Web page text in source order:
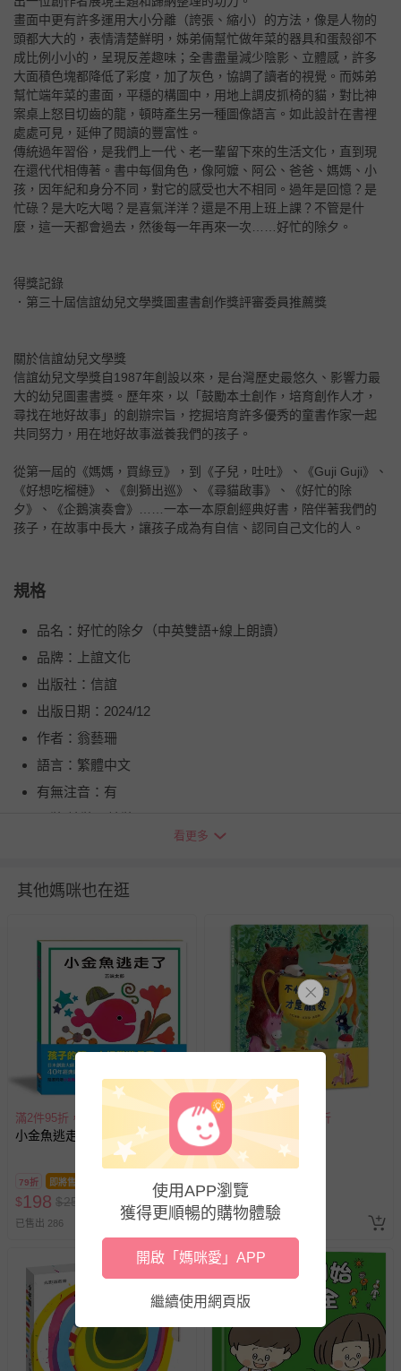
畫面中更有許多運用大小分離（誇張、縮小）的方法，像是人物的
頭都大大的，表情清楚鮮明，姊弟倆幫忙做年菜的器具和蛋殼卻不
成比例小小的，呈現反差趣味；全書盡量減少陰影、立體感，許多
大面積色塊都降低了彩度，加了灰色，協調了讀者的視覺。而姊弟
幫忙端年菜的畫面，平穩的構圖中，用地上調皮抓椅的貓，對比神
案桌上怒目切齒的龍，頓時產生另一種圖像語言。如此設計在書裡
處處可見，延伸了閱讀的豐富性。
傳統過年習俗，是我們上一代、老一輩留下來的生活文化，直到現
在還代代相傳著。書中每個角色，像阿嬤、阿公、爸爸、媽媽、小
孩，因年紀和身分不同，對它的感受也大不相同。過年是回憶？是
忙碌？是大吃大喝？是喜氣洋洋？還是不用上班上課？不管是什
麼，這一天都會過去，然後每一年再來一次……好忙的除夕。
得獎記錄
．第三十屆信誼幼兒文學獎圖畫書創作獎評審委員推薦獎
關於信誼幼兒文學獎
信誼幼兒文學獎自1987年創設以來，是台灣歷史最悠久、影響力最
大的幼兒圖畫書獎。歷年來，以「鼓勵本土創作，培育創作人才，
尋找在地好故事」的創辦宗旨，挖掘培育許多優秀的童書作家一起
共同努力，用在地好故事滋養我們的孩子。
從第一屆的《媽媽，買綠豆》，到《子兒，吐吐》、《Guji Guji》、
《好想吃榴槤》、《劍獅出巡》、《尋貓啟事》、《好忙的除
夕》、《企鵝演奏會》……一本一本原創經典好書，陪伴著我們的
孩子，在故事中長大，讓孩子成為有自信、認同自己文化的人。
規格
品名：好忙的除夕（中英雙語+線上朗讀）
品牌：上誼文化
出版社：信誼
出版日期：2024/12
作者：翁藝珊
語言：繁體中文
有無注音：有
供電資訊：無
適用年齡：3-8歲
退換貨須知
您所購買的商品享有7天的鑑賞期／猶豫期權益，但此期間
並非試用期，您所退回的商品必須是未經使用的全新狀態，
包含完整包裝、配件、說明文件及贈品等。
如需退換貨，請於收到商品7天（含例假日內提出），如為
瑕疵退換貨所產生的運費，將由媽咪愛負責處理，若非瑕疵
退貨，您可至『查詢訂單』>『已出貨』中查詢該筆訂單，
並點選『我要退貨』即可進行申請。若有相關退貨問題，請
至媽咪愛
LINE@客服ID: @mamilove我們將依序為您處理
與服務，謝謝。
針對滿件折/滿額贈…等活動，如因部份退貨，而該訂單保
留商品未達活動門檻，將以原價計算，活動贈品亦需一併退
回。
部分商品依據消費者保護法的規定，不適用七天鑑賞期/猶
豫期範圍：
易於腐敗、保存期限較短或解約時即將逾期（例如生鮮
看更多
其他媽咪也在逛
滿2件95折，滿4件89折
小金魚逃走了
79折 即將售完
$198 $250
已售出 286
滿2件95折，滿4件89折
不怕輸的才是贏家
79折
$253 $320
已售出 939
使用APP瀏覽
獲得更順暢的購物體驗
開啟「媽咪愛」APP
繼續使用網頁版